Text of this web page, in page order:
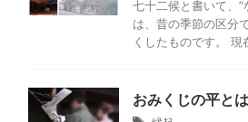
七十二候と書いて、
は、昔の季節の区分
くしたものです。
おみくじの平と